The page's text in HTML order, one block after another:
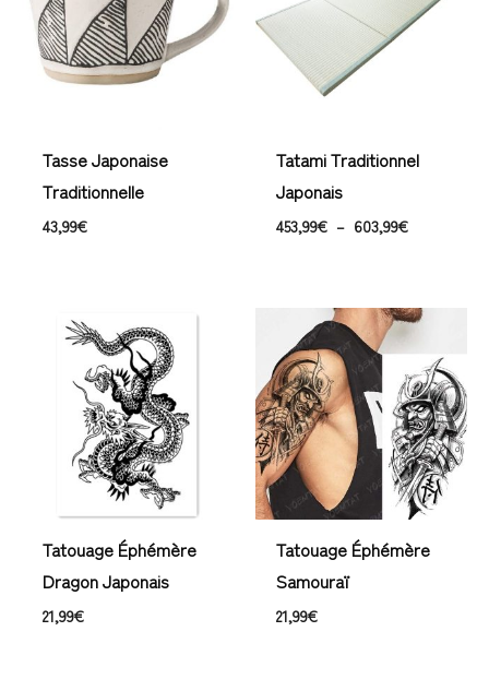
Tasse Japonaise
Traditionnelle
43,99€
Tatami Traditionnel
Japonais
453,99€ – 603,99€
603,99€
Tatouage Éphémère
Dragon Japonais
21,99€
Tatouage Éphémère
Samouraï
21,99€